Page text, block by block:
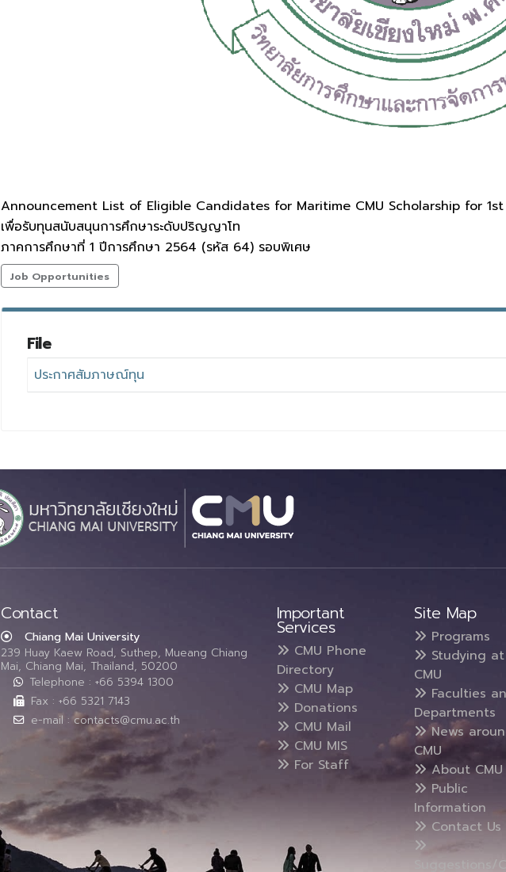
Announcement List of Eligible Candidates for Maritime CMU Scholarship for
เพื่อรับทุนสนับสนุนการศึกษาระดับปริญญาโท
ภาคการศึกษาที่ 1 ปีการศึกษา 2564 (รหัส 64) รอบพิเศษ
Job Opportunities
File
ประกาศสัมภาษณ์ทุน
Contact
Chiang Mai University
239 Huay Kaew Road, Suthep, Mueang Chiang
Mai, Chiang Mai, Thailand, 50200
Telephone : +66 5394 1300
Fax : +66 5321 7143
e-mail : contacts@cmu.ac.th
Important
Services
CMU Phone
Directory
CMU Map
Donations
CMU Mail
CMU MIS
For Staff
Site Map
Programs
Studying at
CMU
Faculties
Departments
News
CMU
About CMU
Public
Information
Contact Us
Suggestions/